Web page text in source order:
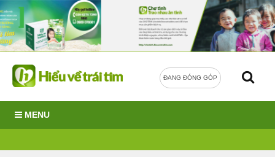
ĐANG ĐÓNG GÓP
MENU